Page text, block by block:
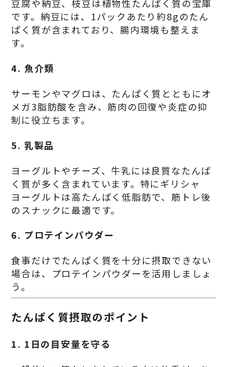
豆腐や納豆、枝豆は植物性たんぱく質の宝庫
です。納豆には、1パックあたり約8gのたん
ぱく質が含まれており、腸内環境も整えま
す。
4. 魚介類
サーモンやマグロは、たんぱく質とともにオ
メガ3脂肪酸を含み、筋肉の回復や炎症の抑
制に役立ちます。
5. 乳製品
ヨーグルトやチーズ、牛乳には良質なたんぱ
く質が多く含まれています。特にギリシャ
ヨーグルトは高たんぱく低脂肪で、筋トレ後
のスナックに最適です。
6. プロテインパウダー
食事だけでたんぱく質を十分に摂取できない
場合は、プロテインパウダーを活用しましょ
う。
たんぱく質摂取のポイント
1. 1日の目安量を守る